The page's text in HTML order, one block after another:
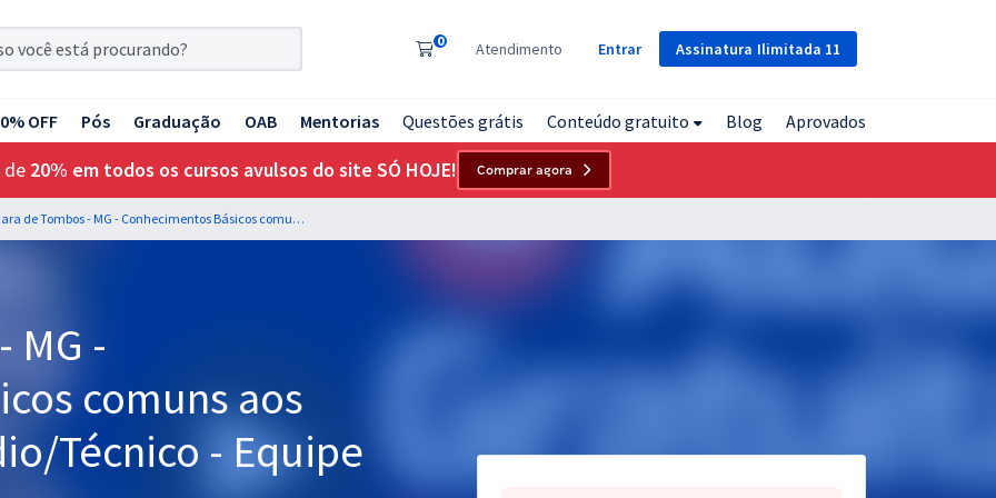
Assinatura Ilimitada 11
0 Atendimento Entrar
OFF Pós Graduação OAB Mentorias Questões grátis Conteúdo gratuito Blog Aprovados
de 20% em todos os cursos avulsos do site SÓ HOJE! Comprar agora
Câmara de Tombos - MG - Conhecimentos Básicos comuns aos cargos de Nível Médio/Técnico - Equipe Gran (Pós-Edital)
MG -
comuns aos
Técnico - Equipe